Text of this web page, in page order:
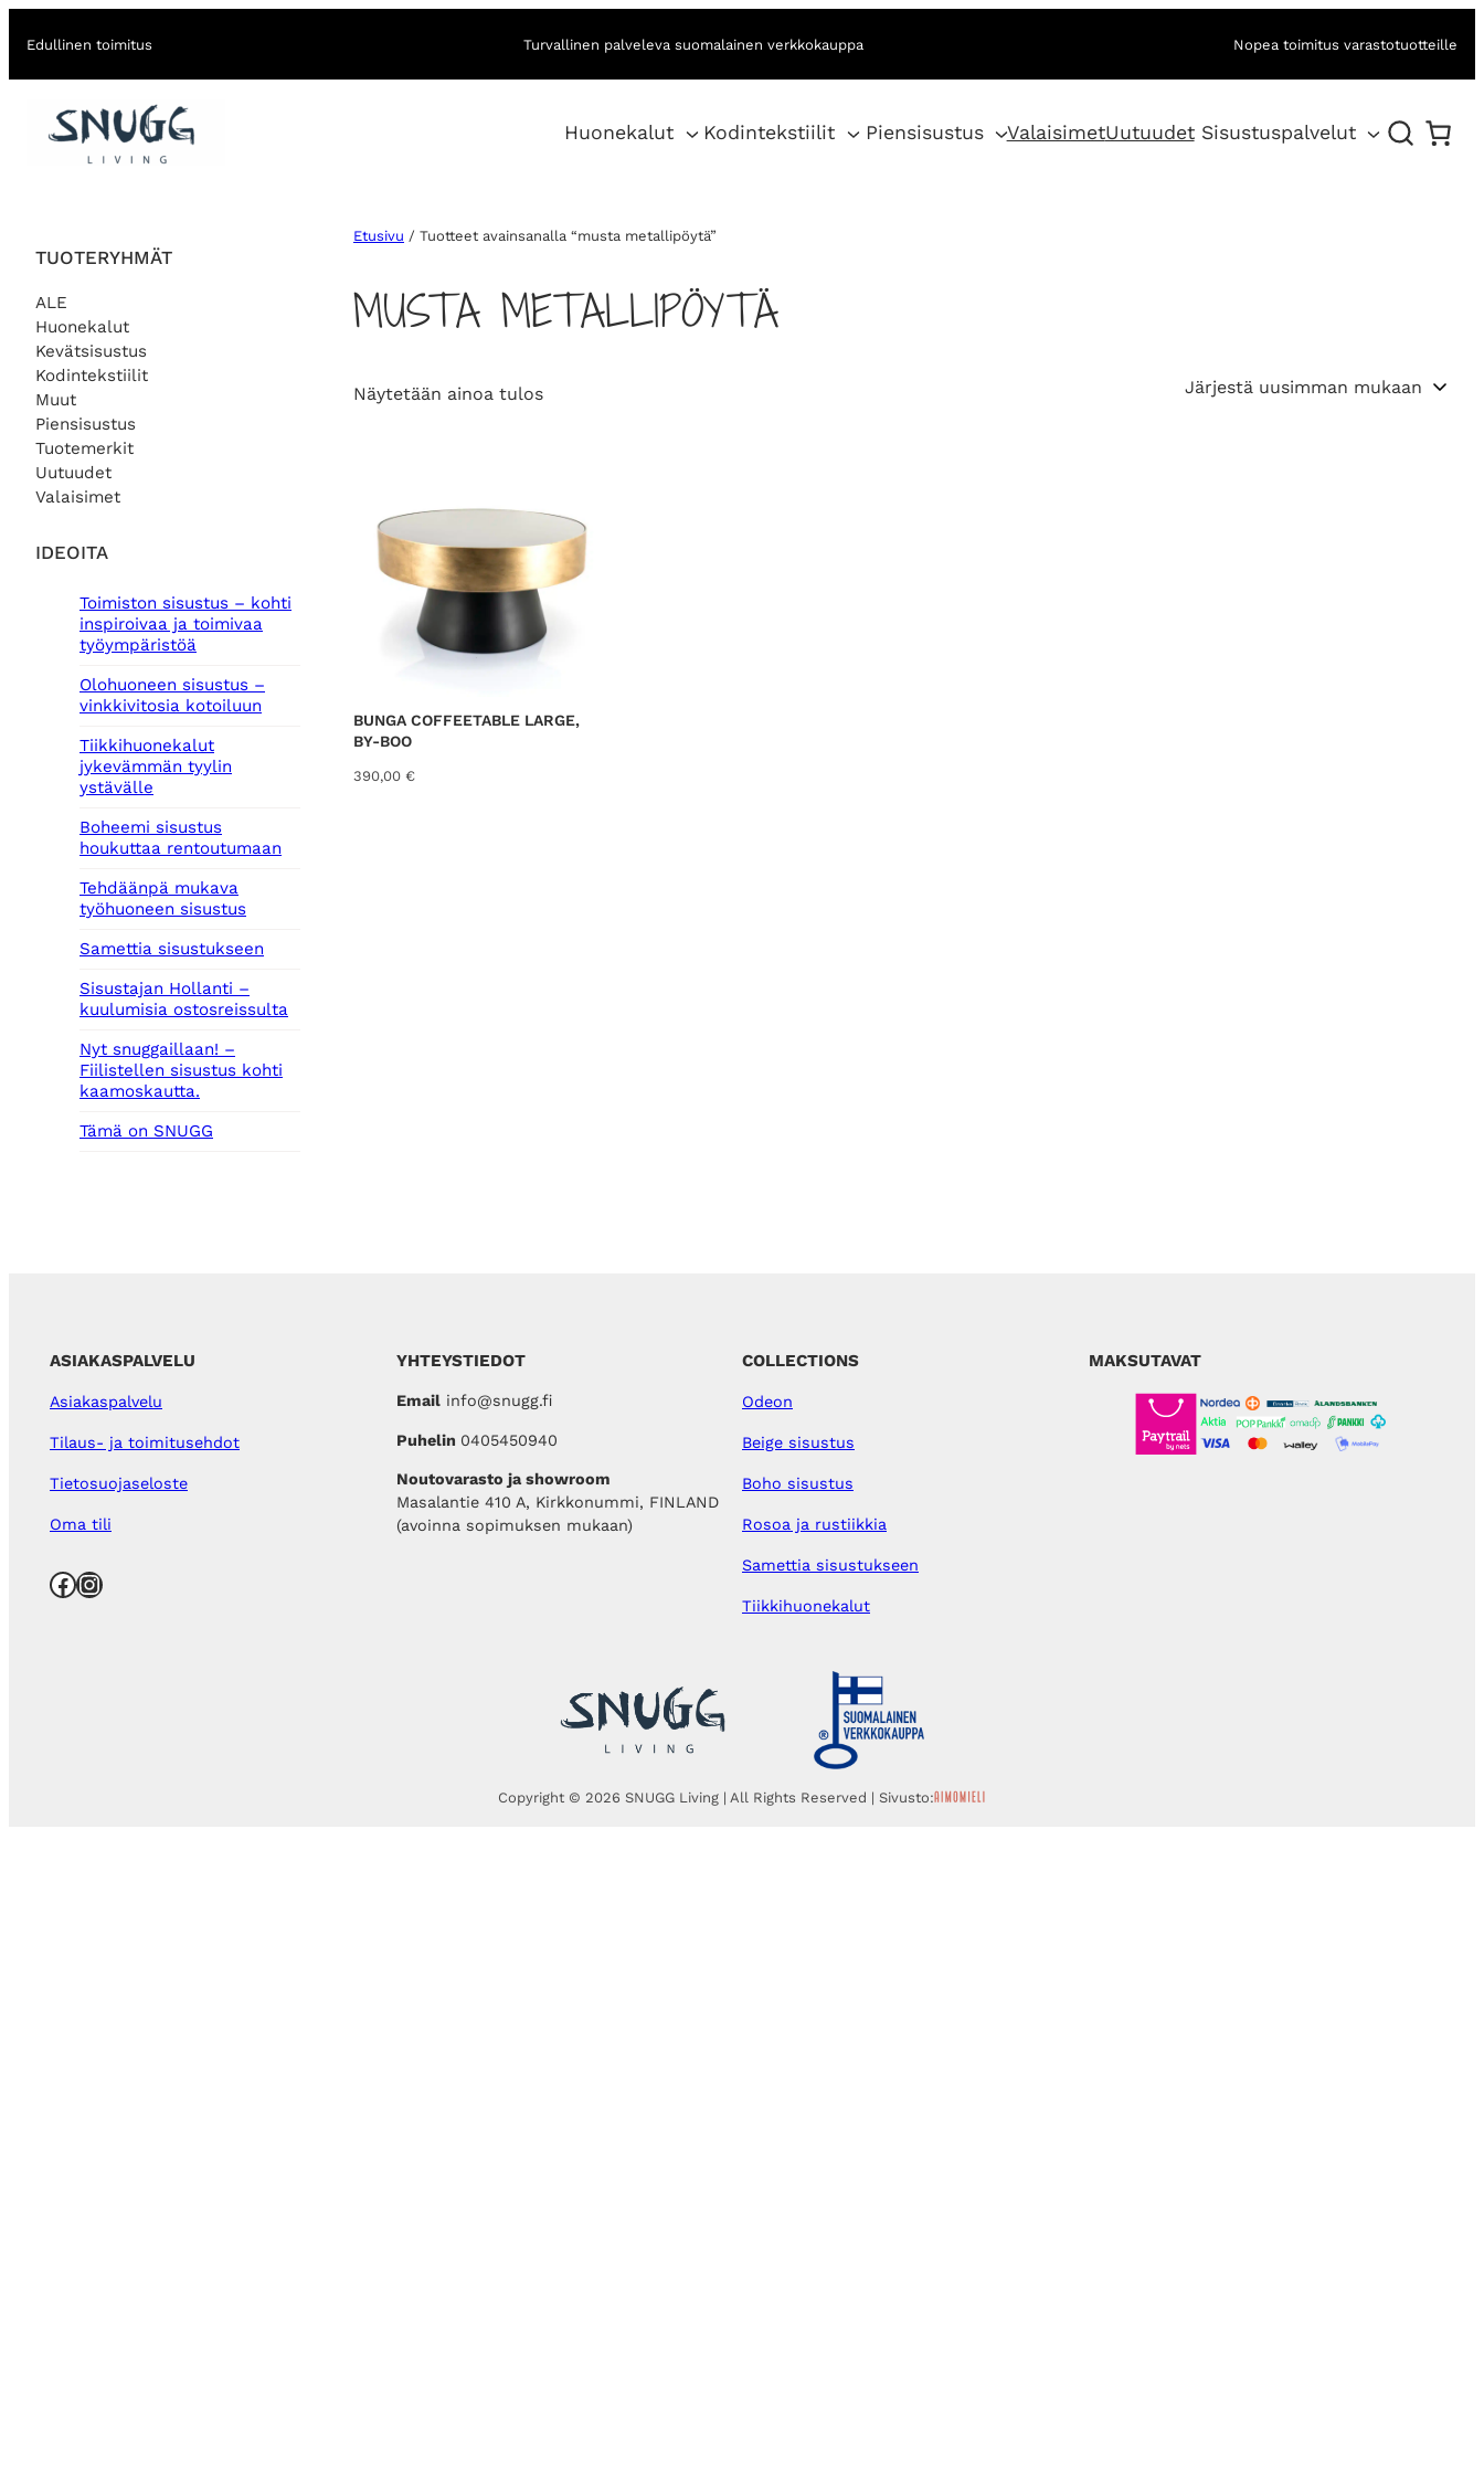
Edullinen toimitus Turvallinen palveleva suomalainen verkkokauppa Nopea toimitus varastotuotteille
Huonekalut Kodintekstiilit Piensisustus ValaisimetUutuudet Sisustuspalvelut
TUOTERYHMÄT
ALE
Huonekalut
Kevätsisustus
Kodintekstiilit
Muut
Piensisustus
Tuotemerkit
Uutuudet
Valaisimet
IDEOITA
Toimiston sisustus – kohti
inspiroivaa ja toimivaa
työympäristöä
Olohuoneen sisustus –
vinkkivitosia kotoiluun
Tiikkihuonekalut
jykevämmän tyylin
ystävälle
Boheemi sisustus
houkuttaa rentoutumaan
Tehdäänpä mukava
työhuoneen sisustus
Samettia sisustukseen
Sisustajan Hollanti –
kuulumisia ostosreissulta
Nyt snuggaillaan! –
Fiilistellen sisustus kohti
kaamoskautta.
Tämä on SNUGG
Etusivu / Tuotteet avainsanalla “musta metallipöytä”
MUSTA METALLIPÖYTÄ
Näytetään ainoa tulos
BUNGA COFFEETABLE LARGE,
BY-BOO
390,00 €
ASIAKASPALVELU
Asiakaspalvelu
Tilaus- ja toimitusehdot
Tietosuojaseloste
Oma tili
Facebook Instagram
YHTEYSTIEDOT
Emailinfo@snugg.fi
Puhelin 0405450940
Noutovarasto ja showroom
Masalantie 410 A, Kirkkonummi, FINLAND
(avoinna sopimuksen mukaan)
COLLECTIONS
Odeon
Beige sisustus
Boho sisustus
Rosoa ja rustiikkia
Samettia sisustukseen
Tiikkihuonekalut
MAKSUTAVAT
Copyright © 2026 SNUGG Living | All Rights Reserved | Sivusto: